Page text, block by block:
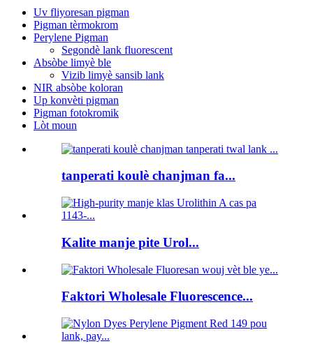
Uv fliyoresan pigman
Pigman tèrmokrom
Perylene Pigman
Segondè lank fluorescent
Absòbe limyè ble
Vizib limyè sansib lank
NIR absòbe koloran
Up konvèti pigman
Pigman fotokromik
Lòt moun
tanperati koulè chanjman fa...
Kalite manje pite Urol...
Faktori Wholesale Fluorescence...